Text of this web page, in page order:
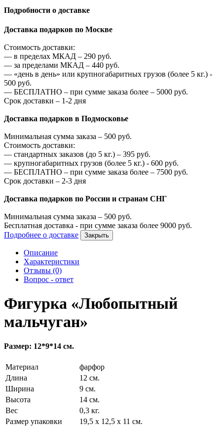
Подробности о доставке
Доставка подарков по Москве
Стоимость доставки:
— в пределах МКАД – 290 руб.
— за пределами МКАД – 440 руб.
— «день в день» или крупногабаритных грузов (более 5 кг.) -
500 руб.
— БЕСПЛАТНО – при сумме заказа более – 5000 руб.
Срок доставки – 1-2 дня
Доставка подарков в Подмосковье
Минимальная сумма заказа – 500 руб.
Стоимость доставки:
— стандартных заказов (до 5 кг.) – 395 руб.
— крупногабаритных грузов (более 5 кг.) - 600 руб.
— БЕСПЛАТНО – при сумме заказа более – 7500 руб.
Срок доставки – 2-3 дня
Доставка подарков по России и странам СНГ
Минимальная сумма заказа – 500 руб.
Бесплатная доставка - при сумме заказа более 9000 руб.
Подробнее о доставке
Закрыть
Описание
Характеристики
Отзывы (0)
Вопрос - ответ
Фигурка «Любопытный
мальчуган»
Размер: 12*9*14 см.
Материал
фарфор
Длина
12 см.
Ширина
9 см.
Высота
14 см.
Вес
0,3 кг.
Размер упаковки
19,5 х 12,5 х 11 см.